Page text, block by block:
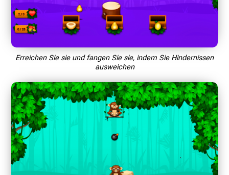
Erreichen Sie sie und fangen Sie sie, indem Sie Hindernissen
ausweichen